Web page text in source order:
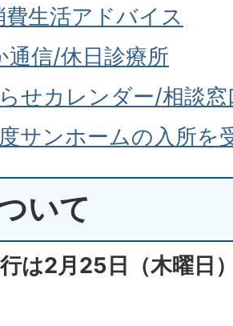
費生活アドバイス
通信/休日診療所
せカレンダー/相談窓
サンホームの入所を
いて
は2月25日（木曜日